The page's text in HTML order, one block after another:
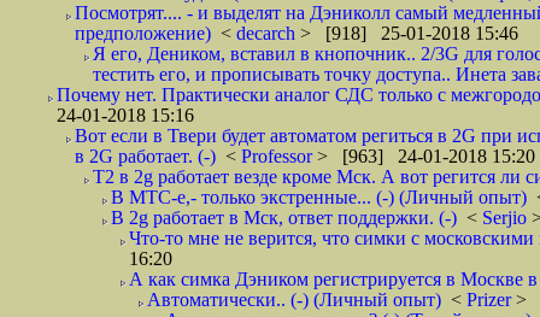
Посмотрят.... - и выделят на Дэниколл самый
предположение) < decarch > [918] 25-01-2018 15:46
Я его, Деником, вставил в кнопочник.. 2/3G для
тестить его, и прописывать точку доступа.. Инета
Почему нет. Практически аналог СДС только с
24-01-2018 15:16
Вот если в Твери будет автоматом региться в 2G при
в 2G работает. (-) < Professor> [963] 24-01-2018 15:20
T2 в 2g работает везде кроме Мск. А вот регится
В МТС-е,- только экстренные... (-) (Личный опыт)
В 2g работает в Мск, ответ поддержки. (-) < Serjio
Что-то мне не верится, что симки с
16:20
А как симка Дэником регистрируется в Москве
Автоматически.. (-) (Личный опыт) < Prizer>